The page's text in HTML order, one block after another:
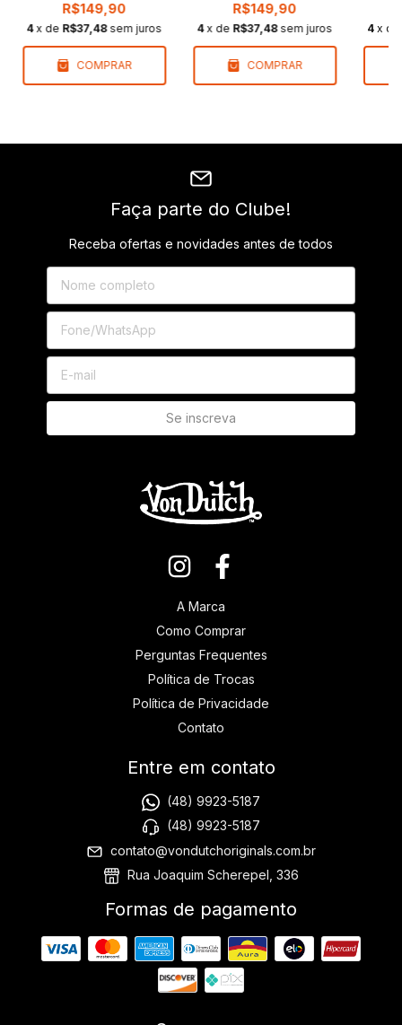
R$149,90
4 x de R$37,48 sem juros
COMPRAR
R$149,90
4 x de R$37,48 sem juros
COMPRAR
4 x
Faça parte do Clube!
Receba ofertas e novidades antes de todos
A Marca
Como Comprar
Perguntas Frequentes
Política de Trocas
Política de Privacidade
Contato
Entre em contato
(48) 9923-5187
(48) 9923-5187
contato@vondutchoriginals.com.br
Rua Joaquim Scherepel, 336
Formas de pagamento